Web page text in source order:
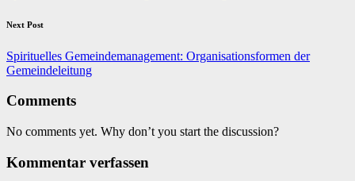
Next Post
Spirituelles Gemeindemanagement: Organisationsformen der
Gemeindeleitung
Comments
No comments yet. Why don’t you start the discussion?
Kommentar verfassen